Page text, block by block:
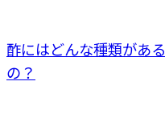
酢にはどんな種類がある
の？